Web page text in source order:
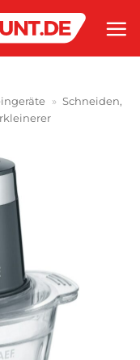
» Schneiden,